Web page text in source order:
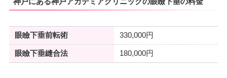
眼瞼下垂前転術 330,000円
眼瞼下垂縫合法 180,000円